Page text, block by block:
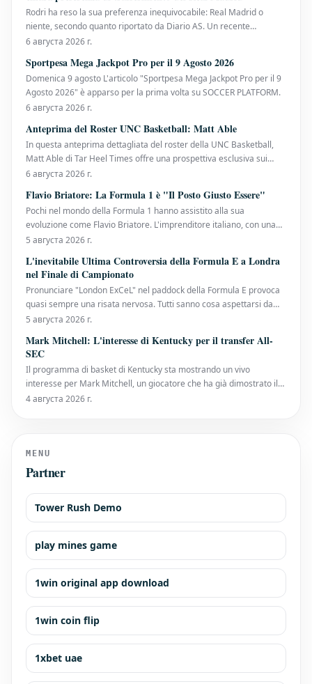
Rodri ha reso la sua preferenza inequivocabile: Real Madrid o
niente, secondo quanto riportato da Diario AS. Un recente
interesse del Barcellona non è riuscito a incidere nella mente del
afferma che il vincitore del Pallone d'Oro 2024
6 августа 2026 г.
Sportpesa Mega Jackpot Pro per il 9 Agosto 2026
Domenica 9 agosto L'articolo "Sportpesa Mega Jackpot Pro per il 9
Agosto 2026" è apparso per la prima volta su SOCCER PLATFORM.
6 августа 2026 г.
Anteprima del Roster UNC Basketball: Matt Able
In questa anteprima dettagliata del roster della UNC Basketball,
Matt Able di Tar Heel Times offre una prospettiva esclusiva sui
giocatori e sulle aspettative per la stagione imminente. Vengono
potenziali strategie che l'allenator
6 августа 2026 г.
Flavio Briatore: La Formula 1 è "Il Posto Giusto Essere"
Pochi nel mondo della Formula 1 hanno assistito alla sua
evoluzione come Flavio Briatore. L'imprenditore italiano, con una
lunga carriera che lo ha visto guidare la Benetton ai successi con
Alonso negli anni 2000, fino al suo attuale
5 августа 2026 г.
L'inevitabile Ultima Controversia della Formula E a Londra
nel Finale di Campionato
Pronunciare "London ExCeL" nel paddock della Formula E provoca
quasi sempre una risata nervosa. Tutti sanno cosa aspettarsi da
questo circuito particolare, che alterna tratti interni ed esterni, e
altro circuito di Formula E ha fo
5 августа 2026 г.
Mark Mitchell: L'interesse di Kentucky per il transfer All-
SEC
Il programma di basket di Kentucky sta mostrando un vivo
interesse per Mark Mitchell, un giocatore che ha già dimostrato il
suo valore a livello All-SEC. La sua possibile aggiunta alla squadra
4 августа 2026 г.
MENU
Partner
Tower Rush Demo
play mines game
1win original app download
1win coin flip
1xbet uae